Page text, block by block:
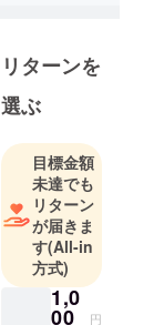
会プロコー
ス公認カウ
ンセラー
歯科助手の
スキルを磨
きながら、
患者さんに
寄り添うク
リニカル
コーディ
ネーター。
リターンを
選ぶ
目標金額
未達でも
リターン
が届きま
す(All-in
方式)
1,0
00 円